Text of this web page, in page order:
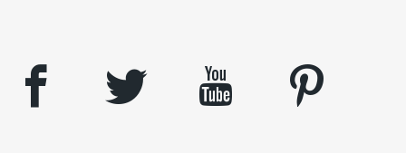
facebook twitter youtube
pinterest